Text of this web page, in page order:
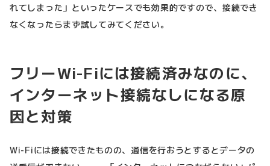
れてしまった」といったケースでも効果的ですので、接続でき
なくなったらまず試してみてください。
フリーWi-Fiには接続済みなのに、
インターネット接続なしになる原
因と対策
Wi-Fiには接続できたものの、通信を行おうとするとデータの